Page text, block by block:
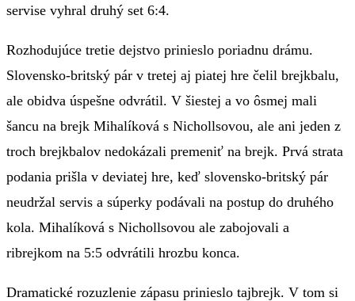
servise vyhral druhý set 6:4.
Rozhodujúce tretie dejstvo prinieslo poriadnu drámu.
Slovensko-britský pár v tretej aj piatej hre čelil brejkbalu,
ale obidva úspešne odvrátil. V šiestej a vo ôsmej mali
šancu na brejk Mihalíková s Nichollsovou, ale ani jeden z
troch brejkbalov nedokázali premeniť na brejk. Prvá strata
podania prišla v deviatej hre, keď slovensko-britský pár
neudržal servis a súperky podávali na postup do druhého
kola. Mihalíková s Nichollsovou ale zabojovali a
ribrejkom na 5:5 odvrátili hrozbu konca.
Dramatické rozuzlenie zápasu prinieslo tajbrejk. V tom si